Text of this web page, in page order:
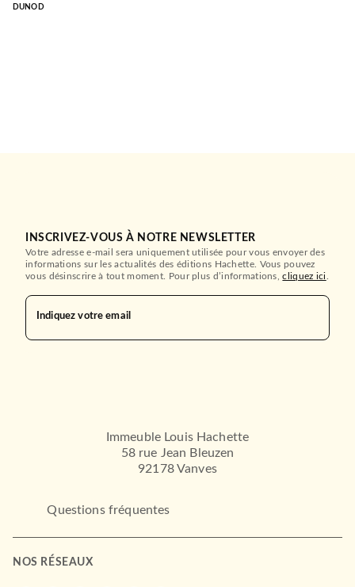
DUNOD
INSCRIVEZ-VOUS À NOTRE NEWSLETTER
Votre adresse e-mail sera uniquement utilisée pour vous envoyer des
informations sur les actualités des éditions Hachette. Vous pouvez
vous désinscrire à tout moment. Pour plus d’informations,cliquez ici
Indiquez votre email
Immeuble Louis Hachette
58 rue Jean Bleuzen
92178 Vanves
Questions fréquentes
NOS RÉSEAUX